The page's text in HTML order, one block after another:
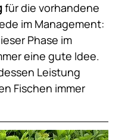
für die vorhandene
im Management:
Phase im
eine gute Idee.
Leistung
Fischen immer